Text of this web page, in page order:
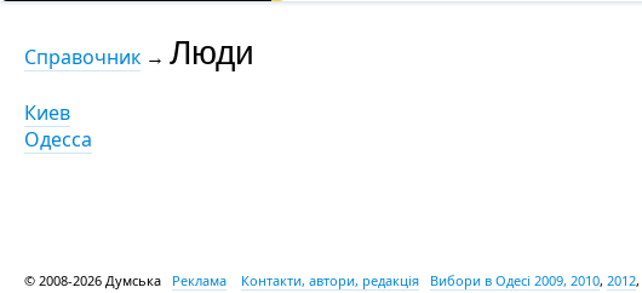
Справочник → Люди
Киев
Одесса
© 2008-2026 Думська Реклама Контакти, автори, редакція Вибори в Одесі 2009, 2010, 2012,